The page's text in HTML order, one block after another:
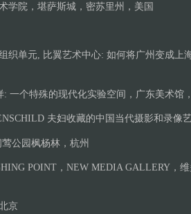
学院，堪萨斯城，密苏里州，美国
织单元, 比翼艺术中心: 如何将广州变成上
: 一个特殊的现代化实验空间，广东美术馆
夫妇收藏的中国当代摄影和录像
公园枫杨林，杭州
POINT，NEW MEDIA GALLERY，
京